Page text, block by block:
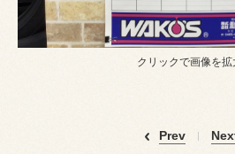
クリックで画像を拡
Prev